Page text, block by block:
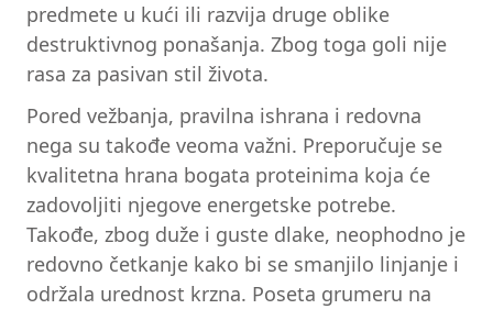
predmete u kući ili razvija druge oblike
destruktivnog ponašanja. Zbog toga goli nije
rasa za pasivan stil života.
Pored vežbanja, pravilna ishrana i redovna
nega su takođe veoma važni. Preporučuje se
kvalitetna hrana bogata proteinima koja će
zadovoljiti njegove energetske potrebe.
Takođe, zbog duže i guste dlake, neophodno je
redovno četkanje kako bi se smanjilo linjanje i
održala urednost krzna. Poseta grumeru na